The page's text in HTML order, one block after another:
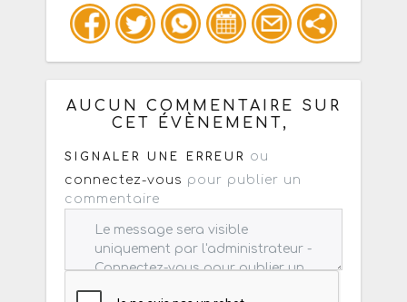
Copiez les infos ci-dessous pour un
: mail / forum / réseau social
AUCUN COMMENTAIRE SUR
CET ÉVÈNEMENT,
SIGNALER UNE ERREUR
ou
connectez-vous pour publier un
commentaire